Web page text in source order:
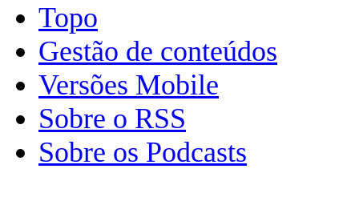
Topo
Gestão de conteúdos
Versões Mobile
Sobre o RSS
Sobre os Podcasts